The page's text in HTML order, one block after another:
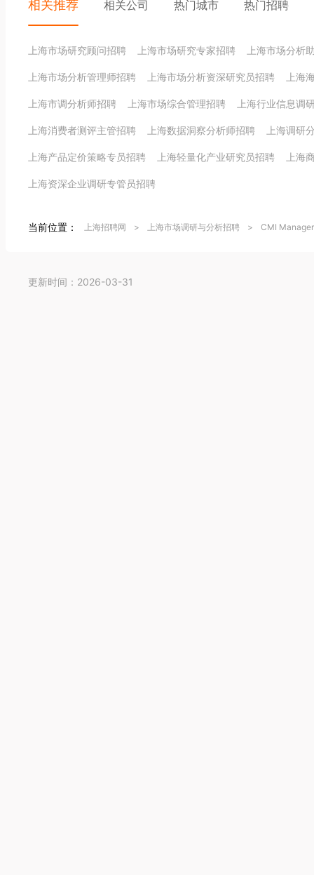
相关推荐 相关公司 热门城市 热门招聘
上海市场研究顾问招聘 上海市场研究专家招聘 上海市场分析
上海市场分析管理师招聘 上海市场分析资深研究员招聘 上海
上海市调分析师招聘 上海市场综合管理招聘 上海行业信息调
上海消费者测评主管招聘 上海数据洞察分析师招聘 上海调研
上海产品定价策略专员招聘 上海轻量化产业研究员招聘 上海
上海资深企业调研专管员招聘
当前位置： 上海招聘网 > 上海市场调研与分析招聘 > CMI
更新时间：2026-03-31